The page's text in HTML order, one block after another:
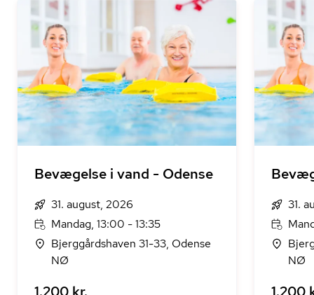
Bevægelse i vand - Odense
31. august, 2026
Mandag, 13:00 - 13:35
Bjerggårdshaven 31-33, Odense
NØ
31.
NØ